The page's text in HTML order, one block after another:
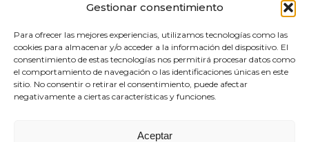
Gestionar consentimiento
Para ofrecer las mejores experiencias, utilizamos tecnologías como las
cookies para almacenar y/o acceder a la información del dispositivo. El
consentimiento de estas tecnologías nos permitirá procesar datos como
el comportamiento de navegación o las identificaciones únicas en este
sitio. No consentir o retirar el consentimiento, puede afectar
negativamente a ciertas características y funciones.
Aceptar